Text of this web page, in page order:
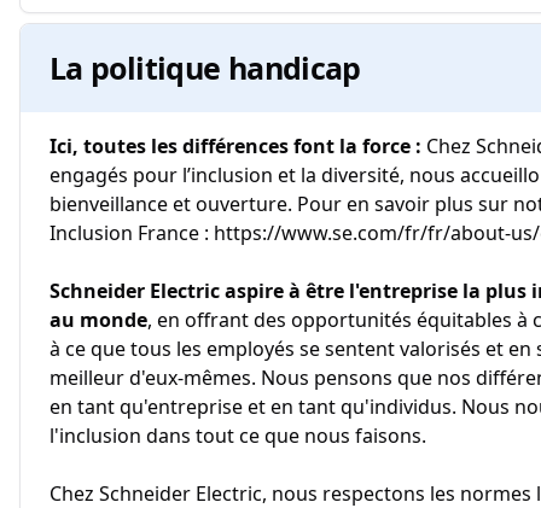
La politique handicap
Ici, toutes les différences font la force : Chez
engagés pour l’inclusion et la diversité, nous
bienveillance et ouverture. Pour en savoir plus sur
Inclusion France : https://www.se.com/fr/fr/about-
Schneider Electric aspire à être l'entreprise la plus
au monde, en offrant des opportunités équitables à
à ce que tous les employés se sentent valorisés et
meilleur d'eux-mêmes. Nous pensons que nos
en tant qu'entreprise et en tant qu'individus. Nous
l'inclusion dans tout ce que nous faisons.
Chez Schneider Electric, nous respectons les